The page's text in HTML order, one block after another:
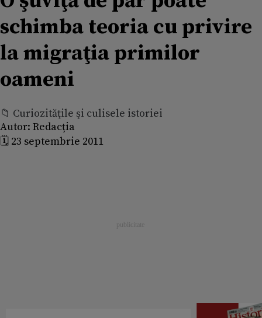
schimba teoria cu privire
la migraţia primilor
oameni
📁 Curiozităţile şi culisele istoriei
Autor: Redacția
🗓️ 23 septembrie 2011